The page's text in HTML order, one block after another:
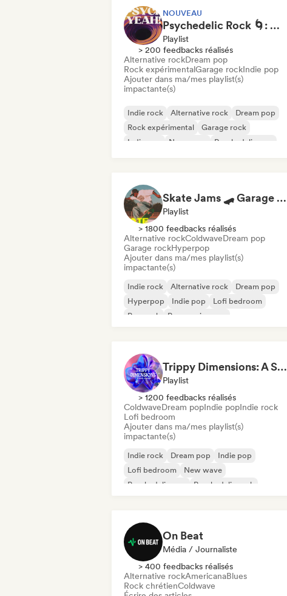
NOUVEAU
Psychedelic Rock 🌀: Modern Psych & Turkish Vibes
Playlist
> 200 feedbacks réalisés
Alternative rockDream pop
Rock expérimentalGarage rockIndie pop
Ajouter dans ma/mes playlist(s)
impactante(s)
Indie rock Alternative rock
Dream pop
Rock expérimental
Garage rock
Indie pop
New wave Psychedelic pop
Skate Jams 🛹 Garage Rock, Surf Rock & Neo-Psych
Playlist
> 1800 feedbacks réalisés
Alternative rockColdwaveDream pop
Garage rockHyperpop
Ajouter dans ma/mes playlist(s)
impactante(s)
Indie rock Alternative rock
Dream pop
Hyperpop
Indie pop
Lofi bedroom
Pop rock
Progressive pop
Trippy Dimensions: A Sonic Voyage
Playlist
> 1200 feedbacks réalisés
ColdwaveDream popIndie popIndie rock
Lofi bedroom
Ajouter dans ma/mes playlist(s)
impactante(s)
Indie rock Dream pop
Indie pop
Lofi bedroom
New wave
Psychedelic pop
Psychedelic rock
On Beat
Média / Journaliste
> 400 feedbacks réalisés
Alternative rockAmericanaBlues
Rock chrétienColdwave